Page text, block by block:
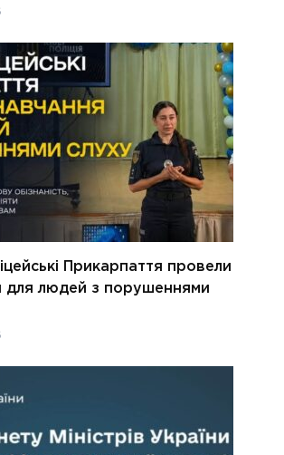
Прикарпаття провели
для людей з порушеннями